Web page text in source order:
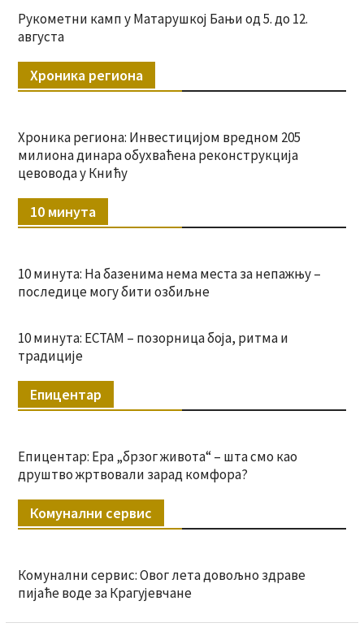
Рукометни камп у Матарушкој Бањи од 5. до 12.
августа
Хроника региона
Хроника региона: Инвестицијом вредном 205
милиона динара обухваћена реконструкција
цевовода у Книћу
10 минута
10 минута: На базенима нема места за непажњу –
последице могу бити озбиљне
10 минута: ЕСТАМ – позорница боја, ритма и
традиције
Епицентар
Епицентар: Ера „брзог живота“ – шта смо као
друштво жртвовали зарад комфора?
Комунални сервис
Комунални сервис: Овог лета довољно здраве
пијаће воде за Крагујевчане